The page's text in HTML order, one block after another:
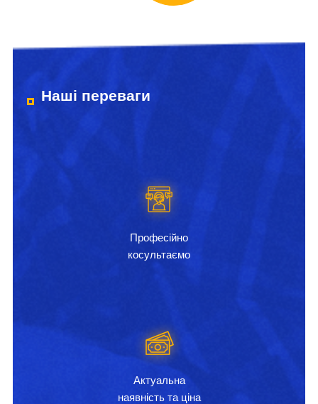
Наші переваги
Професійно
косультаємо
Актуальна
наявність та ціна